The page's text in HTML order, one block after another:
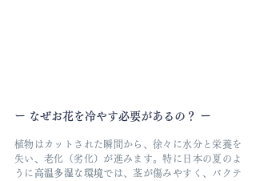
ー なぜお花を冷やす必要があるの？ ー
植物はカットされた瞬間から、徐々に水分と栄養を
失い、老化（劣化）が進みます。特に日本の夏のよ
うに 高温多湿な環境では、茎が傷みやすく、バクテ